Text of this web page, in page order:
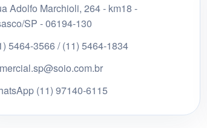
Adolfo Marchioli, 264 - km18 -
SP - 06194-130
5464-3566 / (11) 5464-1834
(11) 97140-6115